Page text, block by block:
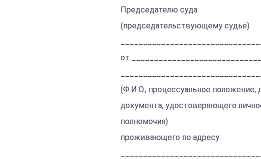
Председателю суда
(председательствующему судье)
от
(Ф.И.О., процессуальное положение,
документа, удостоверяющего
полномочия)
проживающего по адресу: